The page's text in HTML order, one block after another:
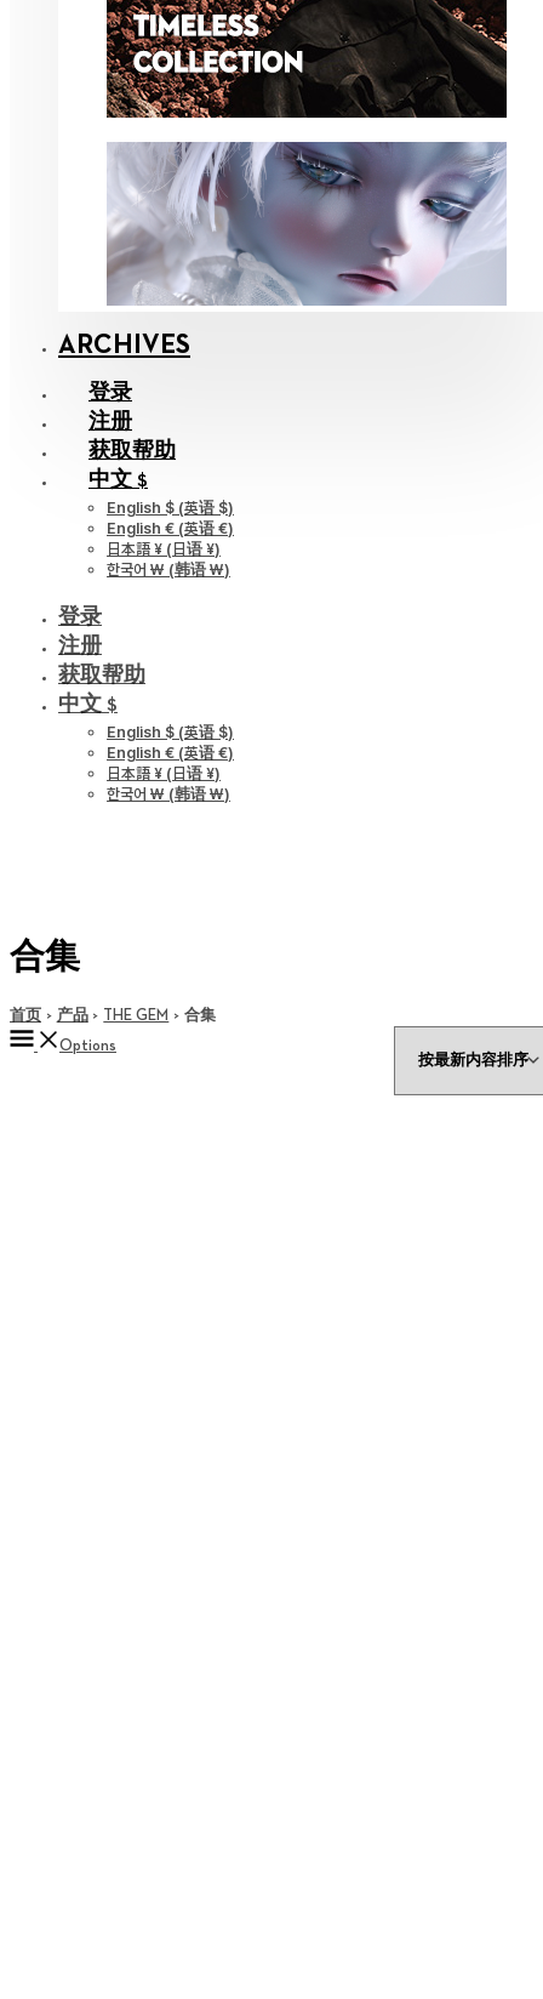
ARCHIVES
登录
注册
获取帮助
中文 $
English $ (英语 $)
English € (英语 €)
日本語 ¥ ( 日语 ¥)
한국어 ￦ (韩语 ￦)
登录
注册
获取帮助
中文 $
English $ (英语 $)
English € (英语 €)
日本語 ¥ ( 日语 ¥)
한국어 ￦ (韩语 ￦)
合集
首页 产品 THE GEM
合集
Options